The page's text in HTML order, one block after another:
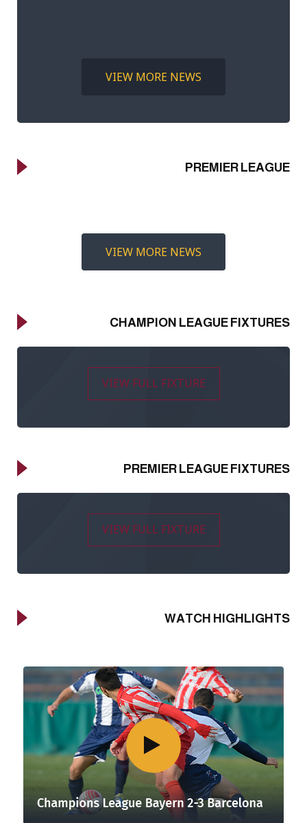
CHAMPION LEAGUE FIXTURES
VIEW FULL FIXTURE
PREMIER LEAGUE FIXTURES
VIEW FULL FIXTURE
WATCH HIGHLIGHTS
VIEW MORE NEWS
PREMIER LEAGUE
VIEW MORE NEWS